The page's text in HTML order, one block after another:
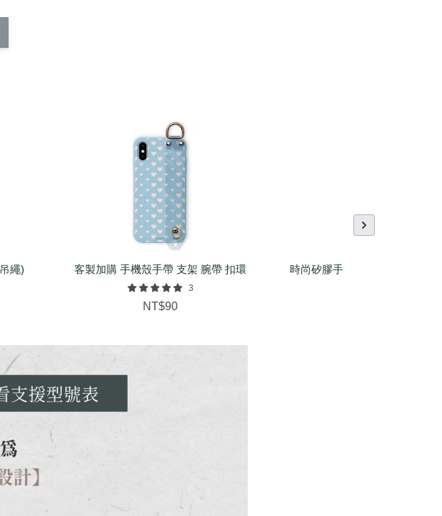
- +
加入購物車
繩) 客製加購 手機殼手帶 支架 腕帶 扣環
3
NT$90
時尚矽膠手環（基本/麻花/菱紋